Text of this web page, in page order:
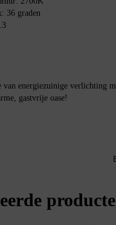
36 graden
van energiezuinige verlichting
gastvrije oase!